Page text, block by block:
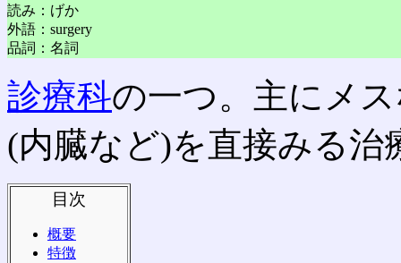
読み：げか
外語：surgery
品詞：名詞
診療科の一つ。主にメ
(内臓など)を直接みる治
目次
概要
特徴